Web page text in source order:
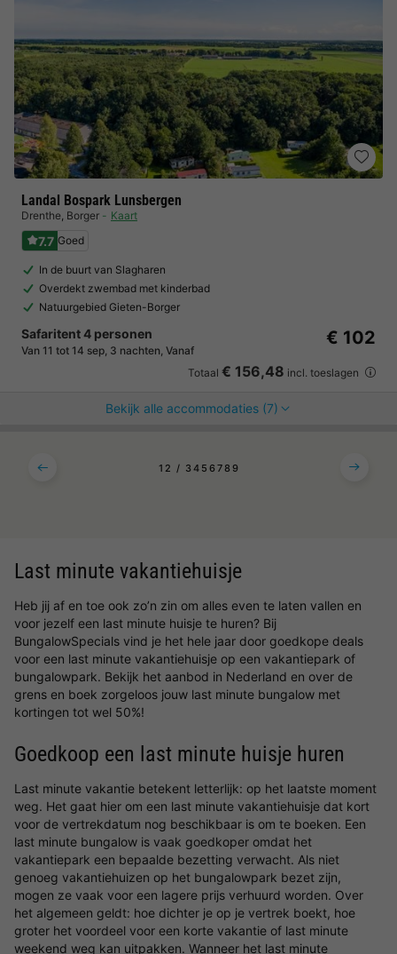
Landal Bospark Lunsbergen
Drenthe, Borger Kaart
7.7 Goed
In de buurt van Slagharen
Overdekt zwembad met kinderbad
Natuurgebied Gieten-Borger
Safaritent 4 personen
Van 11 tot 14 sep, 3 nachten, Vanaf
€ 102
Totaal € 156,48 incl. toeslagen
Bekijk alle accommodaties (7)
1 2 3 4 5 67 8 9
Last minute vakantiehuisje
Heb jij af en toe ook zo’n zin om alles even te laten vallen en
voor jezelf een last minute huisje te huren? Bij
BungalowSpecials vind je het hele jaar door goedkope deals
voor een last minute vakantiehuisje op een vakantiepark of
bungalowpark. Bekijk het aanbod in Nederland en over de
grens en boek zorgeloos jouw last minute bungalow met
kortingen tot wel 50%!
Goedkoop een last minute huisje huren
Last minute vakantie betekent letterlijk: op het laatste moment
weg. Het gaat hier om een last minute vakantiehuisje dat kort
voor de vertrekdatum nog beschikbaar is om te boeken. Een
last minute bungalow is vaak goedkoper omdat het
vakantiepark een bepaalde bezetting verwacht. Als niet
genoeg vakantiehuizen op het bungalowpark bezet zijn,
mogen ze vaak voor een lagere prijs verhuurd worden. Over
het algemeen geldt: hoe dichter je op je vertrek boekt, hoe
groter het voordeel voor een korte vakantie of last minute
weekend weg kan uitpakken. Wanneer het last minute